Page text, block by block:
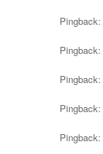
Pingback:
Pingback:
Pingback:
Pingback:
Pingback: